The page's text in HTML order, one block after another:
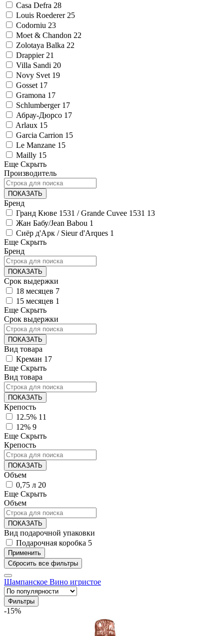
Casa Defra 28
Louis Roederer 25
Codorniu 23
Moet & Chandon 22
Zolotaya Balka 22
Drappier 21
Villa Sandi 20
Novy Svet 19
Gosset 17
Gramona 17
Schlumberger 17
Абрау-Дюрсо 17
Arlaux 15
Garcia Carrion 15
Le Manzane 15
Mailly 15
Еще Скрыть
Производитель
ПОКАЗАТЬ
Бренд
Гранд Кюве 1531 / Grande Cuvee 1531 13
Жан Бабу/Jean Babou 1
Сиёр д'Арк / Sieur d'Arques 1
Еще Скрыть
Бренд
ПОКАЗАТЬ
Срок выдержки
18 месяцев 7
15 месяцев 1
Еще Скрыть
Срок выдержки
ПОКАЗАТЬ
Вид товара
Креман 17
Еще Скрыть
Вид товара
ПОКАЗАТЬ
Крепость
12.5% 11
12% 9
Еще Скрыть
Крепость
ПОКАЗАТЬ
Объем
0,75 л 20
Еще Скрыть
Объем
ПОКАЗАТЬ
Вид подарочной упаковки
Подарочная коробка 5
Шампанское Вино игристое
Фильтры
-15%